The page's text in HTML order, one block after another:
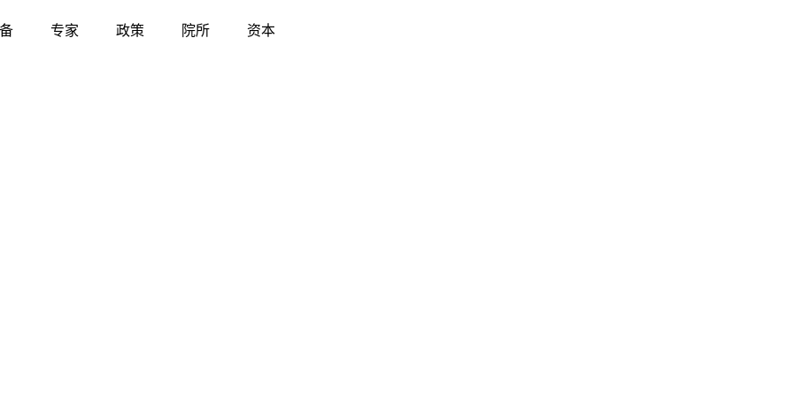
专家 政策 院所 资本